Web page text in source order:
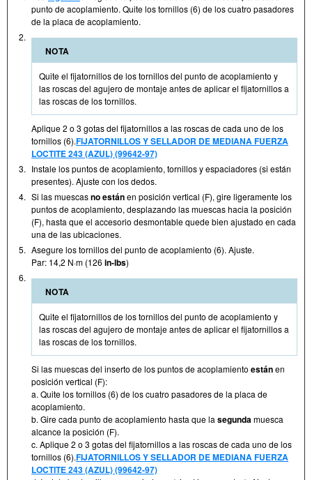
punto de acoplamiento. Quite los tornillos (6) de los cuatro pasadores
de la placa de acoplamiento.
2.
NOTA
Quite el fijatornillos de los tornillos del punto de acoplamiento y
las roscas del agujero de montaje antes de aplicar el fijatornillos a
las roscas de los tornillos.
Aplique 2 o 3 gotas del fijatornillos a las roscas de cada uno de los
tornillos (6).FIJATORNILLOS Y SELLADOR DE MEDIANA FUERZA
LOCTITE 243 (AZUL) (99642-97)
3. Instale los puntos de acoplamiento, tornillos y espaciadores (si están
presentes). Ajuste con los dedos.
4. Si las muescasno estánen posición vertical (F), gire ligeramente los
puntos de acoplamiento, desplazando las muescas hacia la posición
(F), hasta que el accesorio desmontable quede bien ajustado en cada
una de las ubicaciones.
5. Asegure los tornillos del punto de acoplamiento (6). Ajuste.
Par: 14,2 N·m (126 in-lbs)
6.
NOTA
Quite el fijatornillos de los tornillos del punto de acoplamiento y
las roscas del agujero de montaje antes de aplicar el fijatornillos a
las roscas de los tornillos.
Si las muescas del inserto de los puntos de acoplamiento estánen
posición vertical (F):
a. Quite los tornillos (6) de los cuatro pasadores de la placa de
acoplamiento.
b. Gire cada punto de acoplamiento hasta que la segundamuesca
alcance la posición (F).
c. Aplique 2 o 3 gotas del fijatornillos a las roscas de cada uno de los
tornillos (6).FIJATORNILLOS Y SELLADOR DE MEDIANA FUERZA
LOCTITE 243 (AZUL) (99642-97)